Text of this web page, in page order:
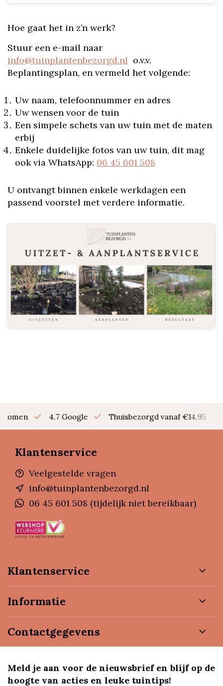
Hoe gaat het in z’n werk?
Stuur een e-mail naar
info@tuinplantenbezorgd.nl o.v.v.
Beplantingsplan, en vermeld het volgende:
Uw naam, telefoonnummer en adres
Uw wensen voor de tuin
Een simpele schets van uw tuin met de maten
erbij
Enkele duidelijke fotos van uw tuin, dit mag
ook via WhatsApp: 06 45 601 508
U ontvangt binnen enkele werkdagen een
passend voorstel met verdere informatie.
bomen 4.7 Google Thuisbezorgd vanaf €14,95
Klantenservice
Veelgestelde vragen
info@tuinplantenbezorgd.nl
06 45 601 508 (tijdelijk niet bereikbaar)
Klantenservice
Informatie
Contactgegevens
Meld je aan voor de nieuwsbrief en blijf op de
hoogte van acties en leuke tuintips!